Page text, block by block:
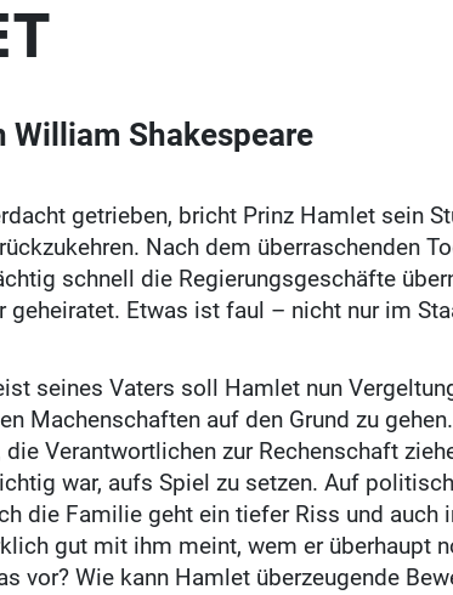
William Shakespeare
getrieben, bricht Prinz Hamlet sein
Nach dem überraschenden
schnell die Regierungsgeschäfte
geheiratet. Etwas ist faul – nicht nur im
seines Vaters soll Hamlet nun
Machenschaften auf den Grund zu
Verantwortlichen zur Rechenschaft
war, aufs Spiel zu setzen. Auf
die Familie geht ein tiefer Riss und
gut mit ihm meint, wem er überhaupt
vor? Wie kann Hamlet überzeugende